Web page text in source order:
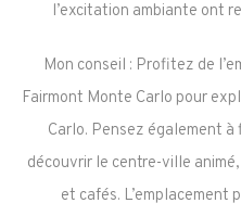
l’excitation ambiante ont
Mon conseil : Profitez de
Fairmont Monte Carlo pour
Carlo. Pensez également
découvrir le centre-ville
et cafés. L’emplacement